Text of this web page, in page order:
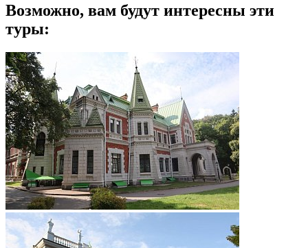
Возможно, вам будут интересны эти
туры: